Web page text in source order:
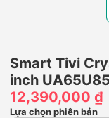
Smart Tivi
inch
12,390,000 ₫
Lựa chọn phiên bản